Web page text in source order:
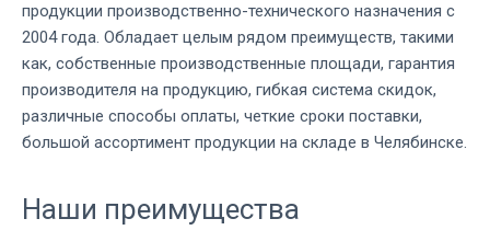
продукции производственно-технического назначения с
2004 года. Обладает целым рядом преимуществ, такими
как, собственные производственные площади, гарантия
производителя на продукцию, гибкая система скидок,
различные способы оплаты, четкие сроки поставки,
большой ассортимент продукции на складе в Челябинске.
Наши преимущества